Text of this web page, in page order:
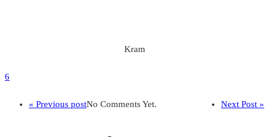
Kram
6
« Previous post Next Post »
No Comments Yet.